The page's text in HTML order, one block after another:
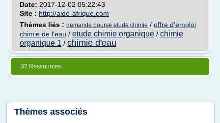
Date: 2017-12-02 05:22:43
Site : http://aide-afrique.com
Thèmes liés : demande bourse etude chimie / offre d'emploi
chimie de l'eau / etude chimie organique / chimie
organique 1 / chimie d'eau
32 Ressources
Thèmes associés